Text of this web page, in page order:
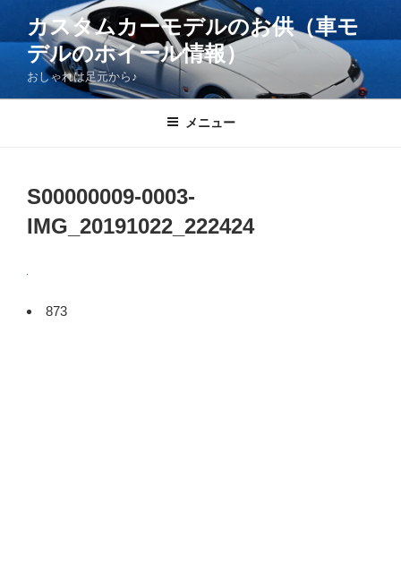
ツ
カスタムカーモデルのお供（車モ
デルのホイール情報）
おしゃれは足元から♪
メニュー
S00000009-0003-
IMG_20191022_222424
873